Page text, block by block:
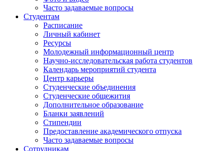
Часто задаваемые вопросы
Студентам
Расписание
Личный кабинет
Ресурсы
Молодежный информационный центр
Научно-исследовательская работа студентов
Календарь мероприятий студента
Центр карьеры
Студенческие объединения
Студенческие общежития
Дополнительное образование
Бланки заявлений
Стипендии
Предоставление академического отпуска
Часто задаваемые вопросы
Сотрудникам